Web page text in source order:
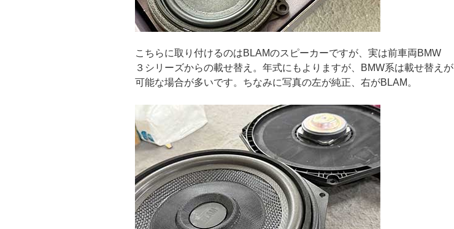
こちらに取り付けるのはBLAMのスピーカーですが、実は前車両BMW
３シリーズからの載せ替え。年式にもよりますが、BMW系は載せ替えが
可能な場合が多いです。ちなみに写真の左が純正、右がBLAM。